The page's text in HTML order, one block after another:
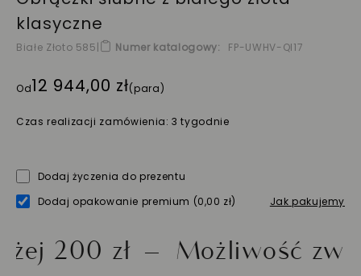
klasyczne
Białe Złoto 585| Numer katalogowy FP-UWHV-QI17
Od12 944,00 zł(para)
Czas realizacji zamówienia: 3 tygodnie
Dodaj życzenia do prezentu
Dodaj opakowanie premium (0,00 zł) Jak pakujemy
zł Możliwość zwrotu